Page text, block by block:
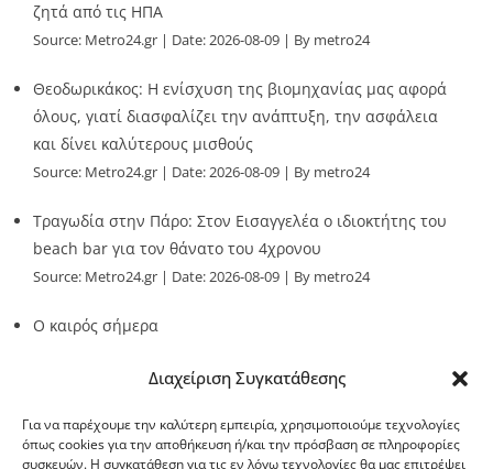
Διαχείριση Συγκατάθεσης
Για να παρέχουμε την καλύτερη εμπειρία, χρησιμοποιούμε τεχνολογίες
όπως cookies για την αποθήκευση ή/και την πρόσβαση σε πληροφορίες
συσκευών. Η συγκατάθεση για τις εν λόγω τεχνολογίες θα μας επιτρέψει
ζητά από τις ΗΠΑ
Source: Metro24.gr Date: 2026-08-09 By metro24
Θεοδωρικάκος: Η ενίσχυση της βιομηχανίας μας αφορά
όλους, γιατί διασφαλίζει την ανάπτυξη, την ασφάλεια
και δίνει καλύτερους μισθούς
Source: Metro24.gr Date: 2026-08-09 By metro24
Τραγωδία στην Πάρο: Στον Εισαγγελέα ο ιδιοκτήτης του
beach bar για τον θάνατο του 4χρονου
Source: Metro24.gr Date: 2026-08-09 By metro24
Ο καιρός σήμερα